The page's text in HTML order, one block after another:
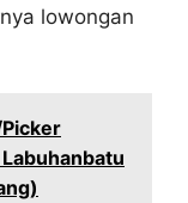
lowongan